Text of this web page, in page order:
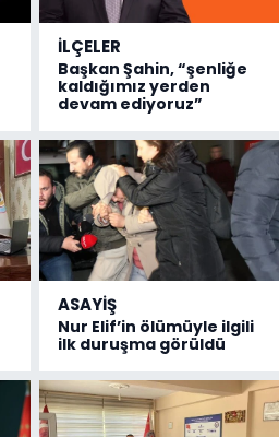
İLÇELER
Başkan Şahin, “şenliğe
kaldığımız yerden
devam ediyoruz”
ASAYİŞ
Nur Elif’in ölümüyle ilgili
ilk duruşma görüldü